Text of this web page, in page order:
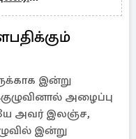
முறைப்பாடு
இன்று
அழைப்பு
அவர் இலஞ்ச,
இன்று